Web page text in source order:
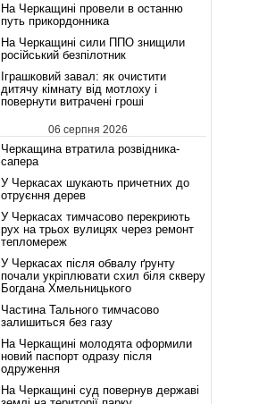
На Черкащині провели в останню
путь прикордонника
На Черкащині сили ППО знищили
російський безпілотник
Іграшковий завал: як очистити
дитячу кімнату від мотлоху і
повернути витрачені гроші
06 серпня 2026
Черкащина втратила розвідника-
сапера
У Черкасах шукають причетних до
отруєння дерев
У Черкасах тимчасово перекриють
рух на трьох вулицях через ремонт
тепломереж
У Черкасах після обвалу ґрунту
почали укріплювати схил біля скверу
Богдана Хмельницького
Частина Тального тимчасово
залишиться без газу
На Черкащині молодята оформили
новий паспорт одразу після
одруження
На Черкащині суд повернув державі